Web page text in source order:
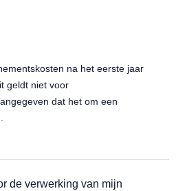
na het eerste jaar
geldt niet voor
dat het om een
de verwerking van mijn